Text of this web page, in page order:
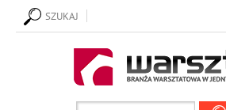
SZUKAJ